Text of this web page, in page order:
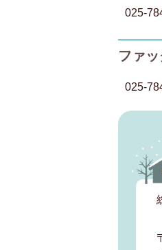
025-
ファ
025-